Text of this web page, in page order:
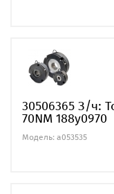
30506365 З/ч:
70NM 188y0970
Модель: a053535